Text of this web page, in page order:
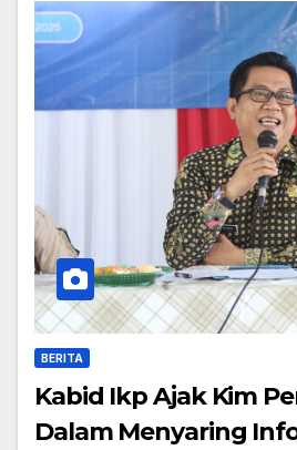
BERITA
Kabid Ikp Ajak Kim
Dalam Menyaring